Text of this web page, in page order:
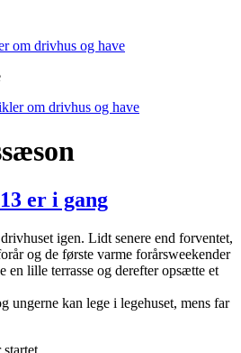
om drivhus og have
er i gang
igen. Lidt senere end forventet,
og de første varme forårsweekender
en lille terrasse og derefter opsætte et
ungerne kan lege i legehuset, mens far